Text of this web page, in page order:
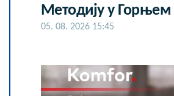
Методију у Горњем
05. 08. 2026 15:45